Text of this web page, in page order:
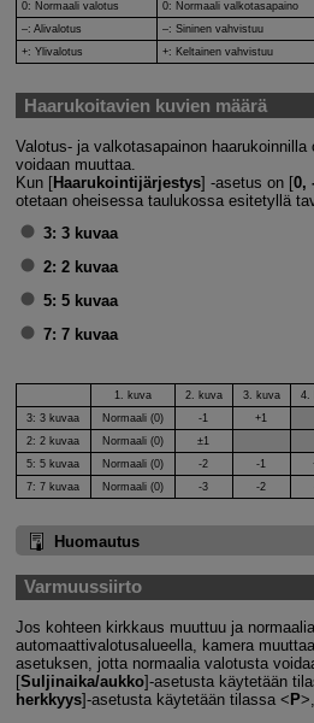
0: Normaali valotus
0: Normaali valkotasapaino
–: Alivalotus
–: Sininen vahvistuu
+: Ylivalotus
+: Keltainen vahvistuu
Haarukoitavien kuvien määrä
Valotus- ja valkotasapainon haarukoinnilla
voidaan muuttaa.
Kun [Haarukointijärjestys] ‑asetus on [0,
otetaan oheisessa taulukossa esitetyllä
3: 3 kuvaa
2: 2 kuvaa
5: 5 kuvaa
7: 7 kuvaa
1. kuva
2. kuva 3. kuva 4.
3:3 kuvaa Normaali (0) -1
+1
2:2 kuvaa Normaali (0)
±1
5:5 kuvaa Normaali (0) -2 -1
7:7 kuvaa Normaali (0) -3 -2
Huomautus
Varmuussiirto
Jos kohteen kirkkaus muuttuu ja
automaattivalotusalueella, kamera
asetuksen, jotta normaalia valotusta
[Suljinaika/aukko]-asetusta käytetään
herkkyys]-asetusta käytetään tilassa P ,